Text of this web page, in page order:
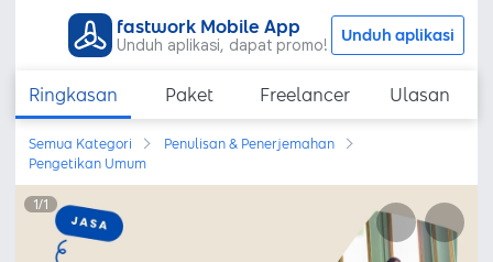
fastwork Mobile App
Unduh aplikasi, dapat promo! Unduh aplikasi
Ringkasan Paket Freelancer Ulasan
Semua Kategori
Penulisan & Penerjemahan
Pengetikan Umum
1/1